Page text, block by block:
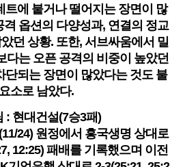
트에 붙거나 떨어지는 장면이 많
옵션의 다양성과, 연결의 정교
던 상황. 또한, 서브싸움에서 밀
다는 오픈 공격의 비중이 높았던
단되는 장면이 많았다는 것도 불
소로 남았다.
: 현대건설(7승3패)
24) 원정에서 흥국생명 상대로
12:25) 패배를 기록했으며 이전